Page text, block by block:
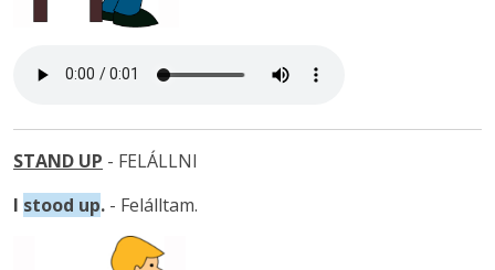
STAND UP - FELÁLLNI
I stood up. - Felálltam.